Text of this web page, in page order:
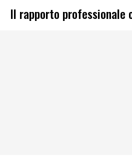
Il rapporto professionale